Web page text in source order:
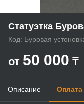
Статуэтка
Код: Буровая
от 50 000 ₸
Описание Оплата